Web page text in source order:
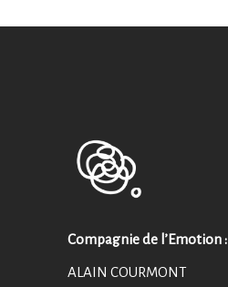
Compagnie de l’Emotion :
ALAIN COURMONT